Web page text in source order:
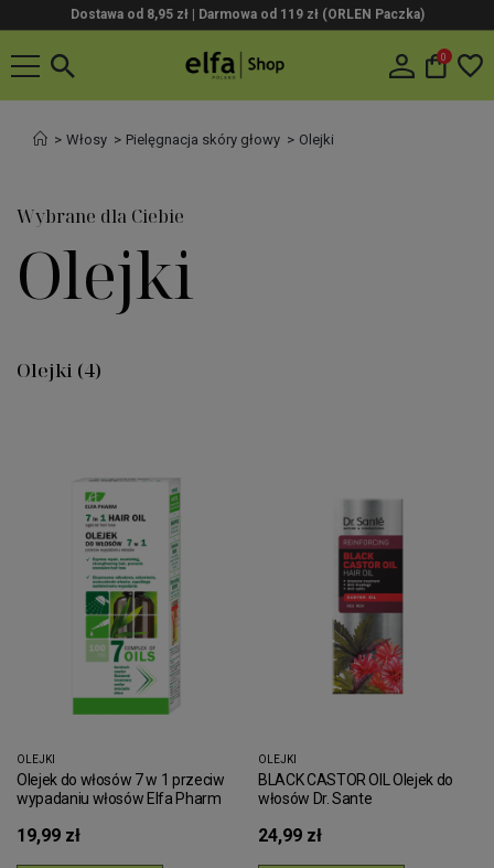
Dostawa od 8,95 zł | Darmowa od 119 zł (ORLEN Paczka)
0
Włosy Pielęgnacja skóry głowy Olejki
Wybrane dla Ciebie
Olejki
Olejki (4)
OLEJKI
Olejek do włosów 7 w 1 przeciw
wypadaniu włosów Elfa Pharm
19,99 zł
OLEJKI
BLACK CASTOR OIL Olejek do
włosów Dr. Sante
24,99 zł